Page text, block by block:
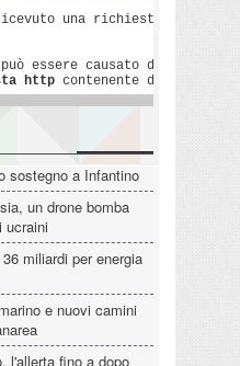
sostegno a Infantino
un drone bomba
ucraini
miliardi per energia
e nuovi camini
l'allerta fino a dopo